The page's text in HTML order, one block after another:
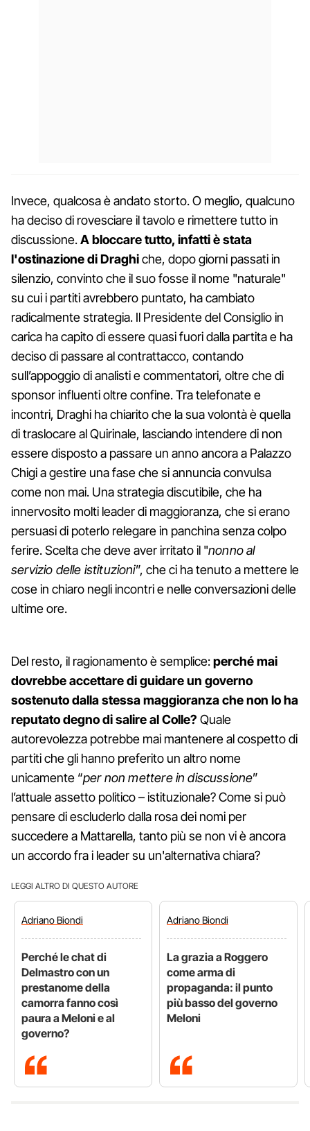
Invece, qualcosa è andato storto. O meglio, qualcuno
ha deciso di rovesciare il tavolo e rimettere tutto in
discussione.A bloccare tutto, infatti è stata
l'ostinazione di Draghiche, dopo giorni passati in
silenzio, convinto che il suo fosse il nome "naturale"
su cui i partiti avrebbero puntato, ha cambiato
radicalmente strategia. Il Presidente del Consiglio in
carica ha capito di essere quasi fuori dalla partita e ha
deciso di passare al contrattacco, contando
sull’appoggio di analisti e commentatori, oltre che di
sponsor influenti oltre confine. Tra telefonate e
incontri, Draghi ha chiarito che la sua volontà è quella
di traslocare al Quirinale, lasciando intendere di non
essere disposto a passare un anno ancora a Palazzo
Chigi a gestire una fase che si annuncia convulsa
come non mai. Una strategia discutibile, che ha
innervosito molti leader di maggioranza, che si erano
persuasi di poterlo relegare in panchina senza colpo
ferire. Scelta che deve aver irritato il "nonno al
servizio delle istituzioni”, che ci ha tenuto a mettere le
cose in chiaro negli incontri e nelle conversazioni delle
ultime ore.
Del resto, il ragionamento è semplice:perché mai
dovrebbe accettare di guidare un governo
sostenuto dalla stessa maggioranza che non lo ha
reputato degno di salire al Colle? Quale
autorevolezza potrebbe mai mantenere al cospetto di
partiti che gli hanno preferito un altro nome
unicamente “per non mettere in discussione”
l’attuale assetto politico – istituzionale? Come si può
pensare di escluderlo dalla rosa dei nomi per
succedere a Mattarella, tanto più se non vi è ancora
un accordo fra i leader su un'alternativa chiara?
LEGGI ALTRO DI QUESTO AUTORE
AdrianoBiondi
Perché le chat di
Delmastro con un
prestanome della
camorra fanno così
paura a Meloni e al
governo?
AdrianoBiondi
La grazia a Roggero
come arma di
propaganda: il punto
più basso del governo
Meloni